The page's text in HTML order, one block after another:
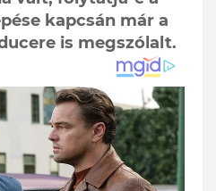
kapcsán már a
is megszólalt.